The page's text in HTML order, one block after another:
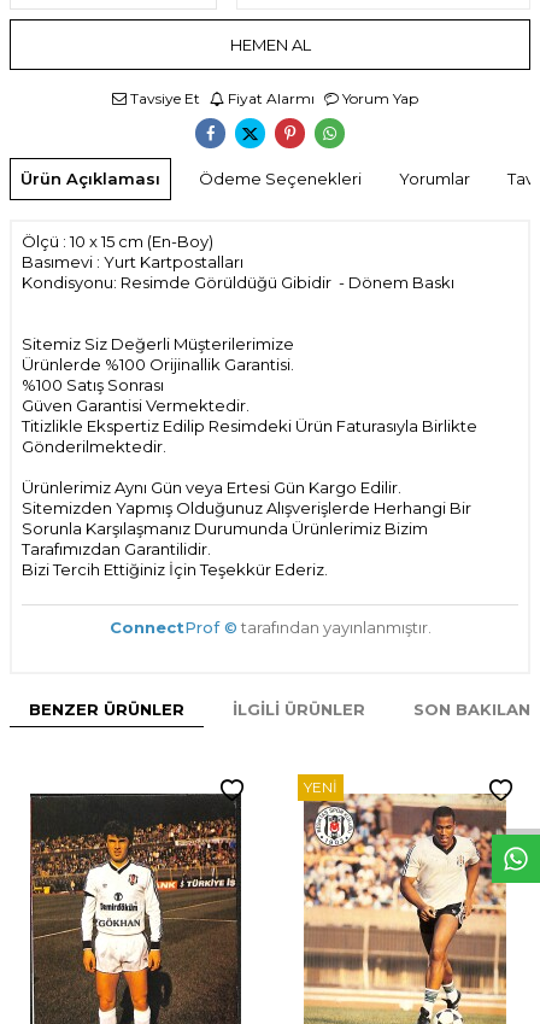
W
h
t
s
p
p
D
e
s
e
H
a
t
t
HEMEN AL
Tavsiye Et Fiyat Alarmı Yorum Yap
Ürün Açıklaması Ödeme Seçenekleri Yorumlar
Ölçü : 10 x 15 cm (En-Boy)
Basımevi : Yurt Kartpostalları
Kondisyonu: Resimde Görüldüğü Gibidir - Dönem Baskı
Sitemiz Siz Değerli Müşterilerimize
Ürünlerde %100 Orijinallik Garantisi.
%100 Satış Sonrası
Güven Garantisi Vermektedir.
Titizlikle Ekspertiz Edilip Resimdeki Ürün Faturasıyla Birlikte
Gönderilmektedir.
Ürünlerimiz Aynı Gün veya Ertesi Gün Kargo Edilir.
Sitemizden Yapmış Olduğunuz Alışverişlerde Herhangi Bir
Sorunla Karşılaşmanız Durumunda Ürünlerimiz Bizim
Tarafımızdan Garantilidir.
Bizi Tercih Ettiğiniz İçin Teşekkür Ederiz.
ConnectProf © tarafından yayınlanmıştır.
BENZER ÜRÜNLER İLGILI ÜRÜNLER SON
YENI